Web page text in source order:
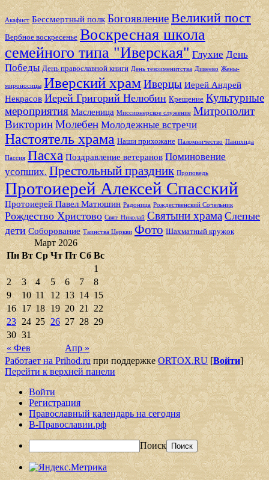
Акафист Бессмертный полк БогоявлениеВеликий пост
Вербное воскресенье Воскресная школа
семейного типа "Иверская" Глухие День
Победы День православной книги День тезоименитства Дивеево Жены-
мироносицы Иверский храмИверцы Иерей Андрей
Некрасов Иерей Григорий Нелюбин Крещение Культурные
мероприятия Масленица Миссионерское служение Митрополит
ВикторинМолебен Молодежные встречи
Настоятель храма Наши прихожане Паломничество Панихида
Пассия Пасха Поздравление ветеранов Поминовение
усопших. Престольный праздник Проповедь
Протоиерей Алексей Спасский
Протоиерей Павел Матюшин Радоница Рождественский Сочельник
Рождество Христово Свят. Николай Святыни храма Слепые
дети Соборование Таинства Церкви Фото Шахматный кружок
Март 2026
Пн Вт Ср Чт Пт Сб Вс
« Фев Апр »
1
2
3 4 5 6 7
8
9
10 11 12 13 14 15
16 17 18 19 20 21 22
23 24 25 26 27 28 29
30 31
Работает на Prihod.ruпри поддержкеORTOX.RU[Войти]
Перейти к верхней панели
Войти
Регистрация
Православный календарь на сегодня
В-Православии.рф
Поиск